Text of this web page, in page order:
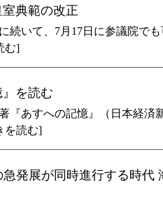
典範の改正
続いて、7月17日に参議院でも
む]
を読む
『あすへの記憶』（日本経済
を読む]
発展が同時進行する時代